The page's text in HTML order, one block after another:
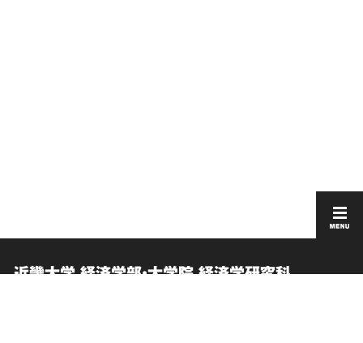
近畿大学 経済学部・大学院 経済学研究科